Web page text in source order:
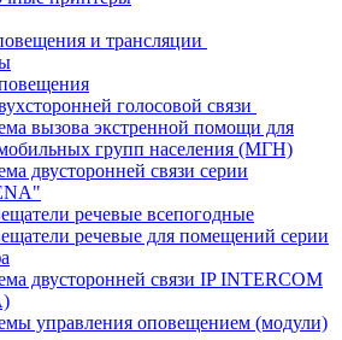
и трансляции
голосовой связи
вызова экстренной помощи для
групп населения (МГН)
двусторонней связи серии
речевые всепогодные
речевые для помещений серии
двусторонней связи IP INTERCOM
управления оповещением (модули)